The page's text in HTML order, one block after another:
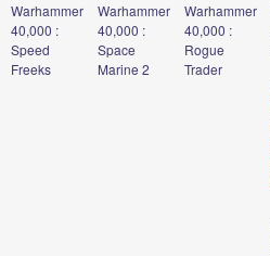
Warhammer
40,000 :
Speed
Freeks
Warhammer
40,000 :
Space
Marine 2
Warhammer
40,000 :
Rogue
Trader